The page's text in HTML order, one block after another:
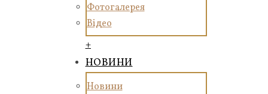
Фотогалерея
Відео
+
НОВИНИ
Новини